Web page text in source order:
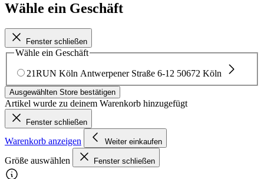
Wähle ein Geschäft
Fenster schließen
Wähle ein Geschäft
21RUN Köln Antwerpener Straße 6-12 50672 Köln
Ausgewählten Store bestätigen
Artikel wurde zu deinem Warenkorb hinzugefügt
Fenster schließen
Warenkorb anzeigen Weiter einkaufen
Größe auswählen Fenster schließen